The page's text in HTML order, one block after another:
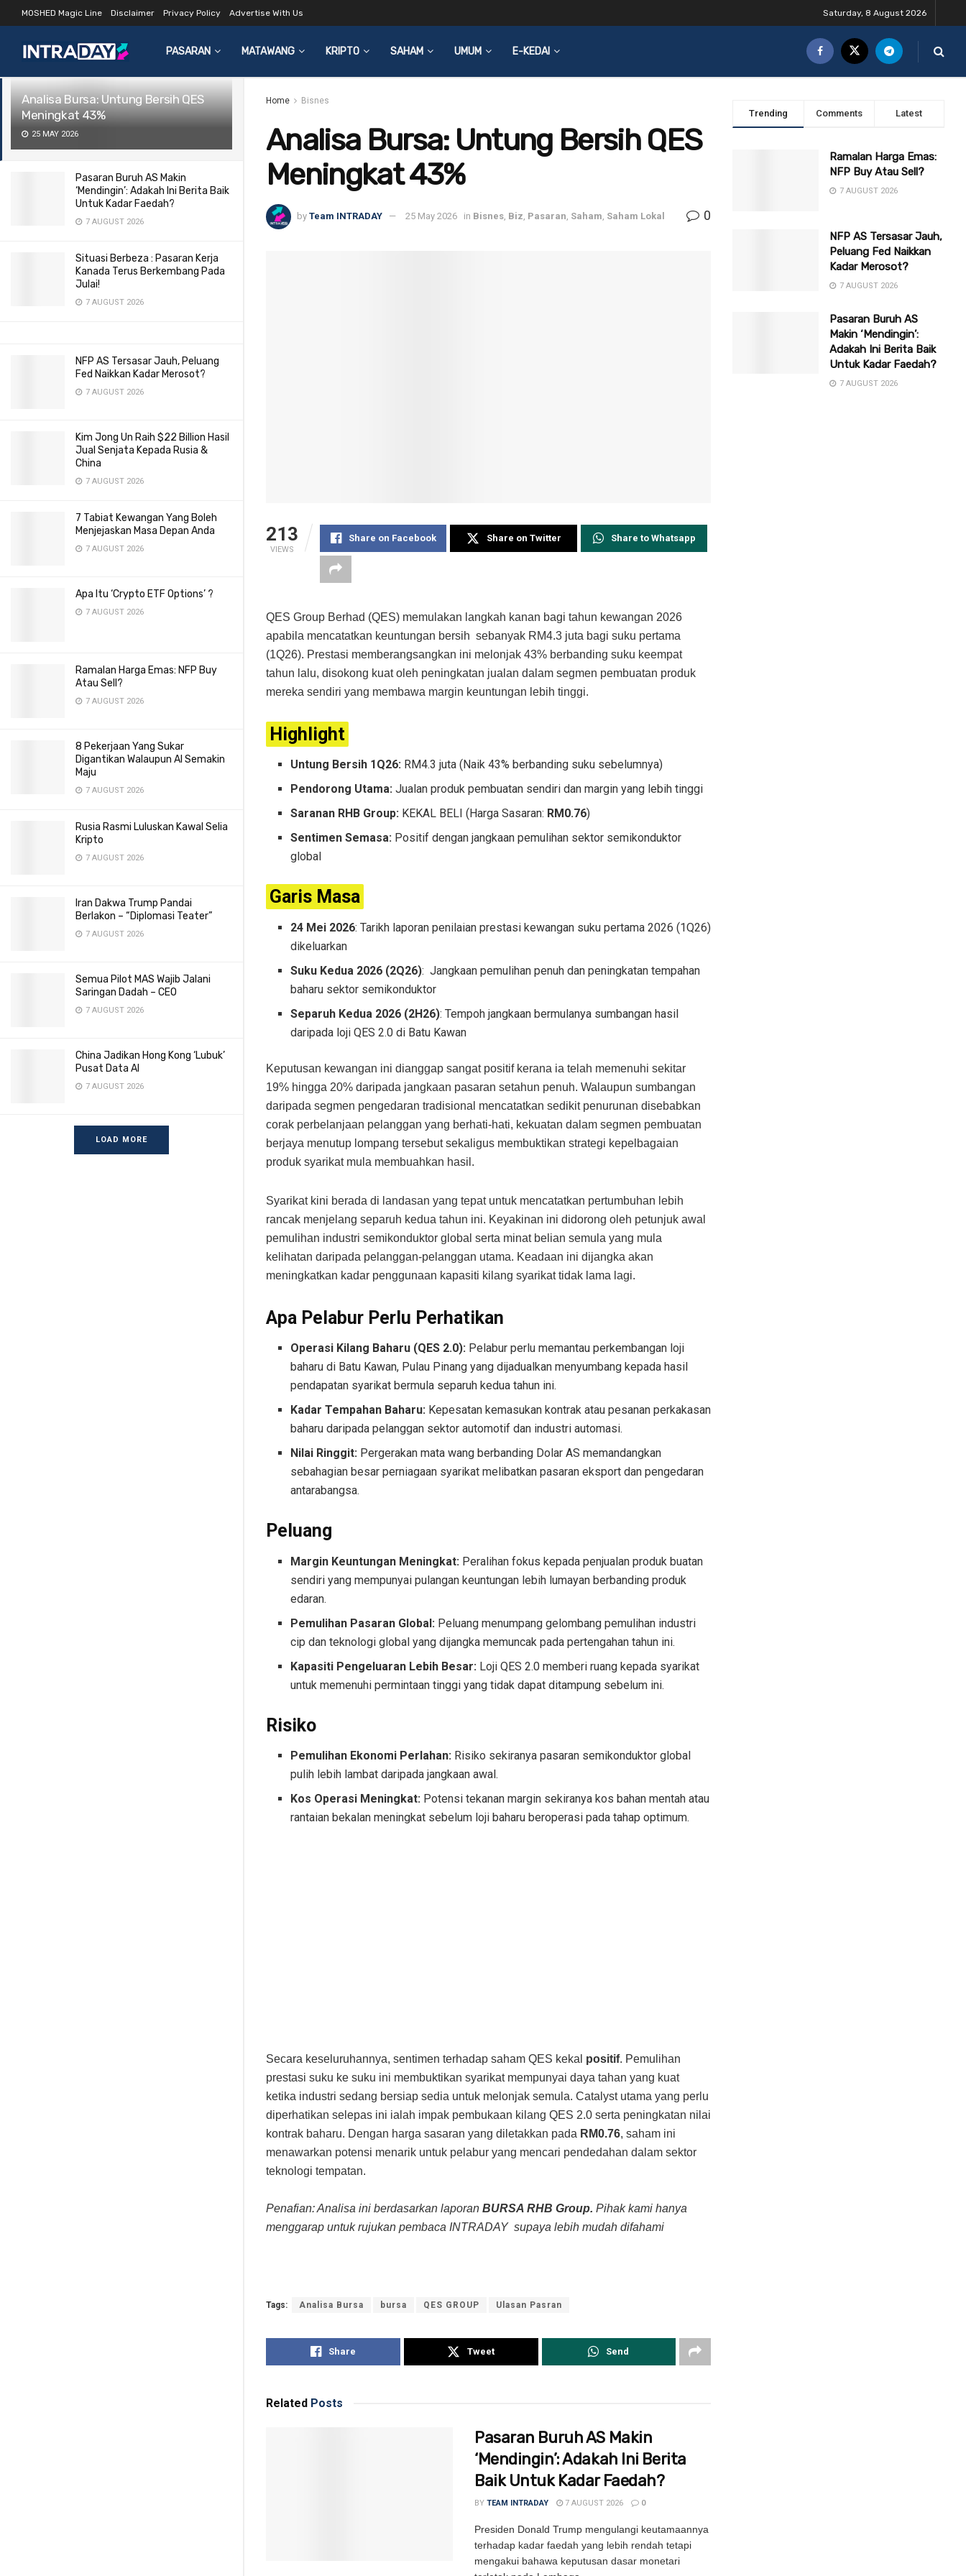
LATEST TRENDING Filter
Analisa Bursa: Untung Bersih QES
Meningkat 43%
25 MAY 2026
Pasaran Buruh AS Makin
‘Mendingin’: Adakah Ini Berita Baik
Untuk Kadar Faedah?
7 AUGUST 2026
Situasi Berbeza : Pasaran Kerja
Kanada Terus Berkembang Pada
Julai!
7 AUGUST 2026
NFP AS Tersasar Jauh, Peluang
Fed Naikkan Kadar Merosot?
7 AUGUST 2026
Kim Jong Un Raih $22 Billion Hasil
Jual Senjata Kepada Rusia &
China
7 AUGUST 2026
7 Tabiat Kewangan Yang Boleh
Menjejaskan Masa Depan Anda
7 AUGUST 2026
Apa Itu ‘Crypto ETF Options’ ?
7 AUGUST 2026
Ramalan Harga Emas: NFP Buy
Atau Sell?
7 AUGUST 2026
8 Pekerjaan Yang Sukar
Digantikan Walaupun AI Semakin
Maju
7 AUGUST 2026
Rusia Rasmi Luluskan Kawal Selia
Kripto
7 AUGUST 2026
Iran Dakwa Trump Pandai
Berlakon – “Diplomasi Teater”
7 AUGUST 2026
Semua Pilot MAS Wajib Jalani
Saringan Dadah – CEO
7 AUGUST 2026
China Jadikan Hong Kong ‘Lubuk’
Pusat Data AI
7 AUGUST 2026
LOAD MORE
MOSHED Magic Line Disclaimer Privacy Policy Advertise With Us Saturday, 8 August 2026
PASARAN MATAWANG KRIPTO SAHAM UMUM E-KEDAI
Home Bisnes
Analisa Bursa: Untung Bersih QES
Meningkat 43%
by Team INTRADAY 25 May 2026 in Bisnes Biz Pasaran Saham Saham Lokal 0
213
VIEWS
Share on Facebook Share on Twitter Share to Whatsapp
QES Group Berhad (QES) memulakan langkah kanan bagi tahun kewangan 2026
apabila mencatatkan keuntungan bersih sebanyak RM4.3 juta bagi suku pertama
(1Q26). Prestasi memberangsangkan ini melonjak 43% berbanding suku keempat
tahun lalu, disokong kuat oleh peningkatan jualan dalam segmen pembuatan produk
mereka sendiri yang membawa margin keuntungan lebih tinggi.
Highlight
Untung Bersih 1Q26: RM4.3 juta (Naik 43% berbanding suku sebelumnya)
Pendorong Utama: Jualan produk pembuatan sendiri dan margin yang lebih tinggi
Saranan RHB Group: KEKAL BELI (Harga Sasaran: RM0.76)
Sentimen Semasa: Positif dengan jangkaan pemulihan sektor semikonduktor
global
Garis Masa
24 Mei 2026: Tarikh laporan penilaian prestasi kewangan suku pertama 2026 (1Q26)
dikeluarkan
Suku Kedua 2026 (2Q26): Jangkaan pemulihan penuh dan peningkatan tempahan
baharu sektor semikonduktor
Separuh Kedua 2026 (2H26): Tempoh jangkaan bermulanya sumbangan hasil
daripada loji QES 2.0 di Batu Kawan
Keputusan kewangan ini dianggap sangat positif kerana ia telah memenuhi sekitar
19% hingga 20% daripada jangkaan pasaran setahun penuh. Walaupun sumbangan
daripada segmen pengedaran tradisional mencatatkan sedikit penurunan disebabkan
corak perbelanjaan pelanggan yang berhati-hati, kekuatan dalam segmen pembuatan
berjaya menutup lompang tersebut sekaligus membuktikan strategi kepelbagaian
produk syarikat mula membuahkan hasil.
Syarikat kini berada di landasan yang tepat untuk mencatatkan pertumbuhan lebih
rancak menjelang separuh kedua tahun ini. Keyakinan ini didorong oleh petunjuk awal
pemulihan industri semikonduktor global serta minat belian semula yang mula
kelihatan daripada pelanggan-pelanggan utama. Keadaan ini dijangka akan
meningkatkan kadar penggunaan kapasiti kilang syarikat tidak lama lagi.
Apa Pelabur Perlu Perhatikan
Operasi Kilang Baharu (QES 2.0): Pelabur perlu memantau perkembangan loji
baharu di Batu Kawan, Pulau Pinang yang dijadualkan menyumbang kepada hasil
pendapatan syarikat bermula separuh kedua tahun ini.
Kadar Tempahan Baharu: Kepesatan kemasukan kontrak atau pesanan perkakasan
baharu daripada pelanggan sektor automotif dan industri automasi.
Nilai Ringgit: Pergerakan mata wang berbanding Dolar AS memandangkan
sebahagian besar perniagaan syarikat melibatkan pasaran eksport dan pengedaran
antarabangsa.
Peluang
Margin Keuntungan Meningkat: Peralihan fokus kepada penjualan produk buatan
sendiri yang mempunyai pulangan keuntungan lebih lumayan berbanding produk
edaran.
Pemulihan Pasaran Global: Peluang menumpang gelombang pemulihan industri
cip dan teknologi global yang dijangka memuncak pada pertengahan tahun ini.
Kapasiti Pengeluaran Lebih Besar: Loji QES 2.0 memberi ruang kepada syarikat
untuk memenuhi permintaan tinggi yang tidak dapat ditampung sebelum ini.
Risiko
Pemulihan Ekonomi Perlahan: Risiko sekiranya pasaran semikonduktor global
pulih lebih lambat daripada jangkaan awal.
Kos Operasi Meningkat: Potensi tekanan margin sekiranya kos bahan mentah atau
rantaian bekalan meningkat sebelum loji baharu beroperasi pada tahap optimum.
Secara keseluruhannya, sentimen terhadap saham QES kekal positif. Pemulihan
prestasi suku ke suku ini membuktikan syarikat mempunyai daya tahan yang kuat
ketika industri sedang bersiap sedia untuk melonjak semula. Catalyst utama yang perlu
diperhatikan selepas ini ialah impak pembukaan kilang QES 2.0 serta peningkatan nilai
kontrak baharu. Dengan harga sasaran yang diletakkan pada RM0.76, saham ini
menawarkan potensi menarik untuk pelabur yang mencari pendedahan dalam sektor
teknologi tempatan.
Penafian: Analisa ini berdasarkan laporan BURSA RHB Group. Pihak kami hanya
menggarap untuk rujukan pembaca INTRADAY supaya lebih mudah difahami
Tags: Analisa Bursa bursa QES GROUP Ulasan Pasran
Share Tweet Send
Related Posts
Pasaran Buruh AS Makin
‘Mendingin’: Adakah Ini Berita
Baik Untuk Kadar Faedah?
BY TEAM INTRADAY 7 AUGUST 2026 0
Presiden Donald Trump mengulangi keutamaannya
terhadap kadar faedah yang lebih rendah tetapi
mengakui bahawa keputusan dasar monetari
Trending Comments Latest
Ramalan Harga Emas:
NFP Buy Atau Sell?
7 AUGUST 2026
NFP AS Tersasar Jauh,
Peluang Fed Naikkan
Kadar Merosot?
7 AUGUST 2026
Pasaran Buruh AS
Makin ‘Mendingin’:
Adakah Ini Berita Baik
Untuk Kadar Faedah?
7 AUGUST 2026